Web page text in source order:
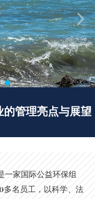
管理亮点与展望
一家国际公益环保组
多名员工，以科学、法